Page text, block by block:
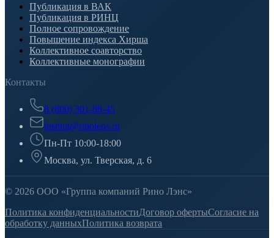
Публикация в ВАК
Публикация в РИНЦ
Полное сопровождение
Повышение индекса Хирша
Коллективное соавторство
Коллективные монографии
Контакты
8 (800) 301-88-45
institut@rinolens.ru
Пн-Пт 10:00-18:00
Москва, ул. Тверская, д. 6
© 2026 ООО «Группа компаний Рино Лэнс»
Политика конфиденциальностиДоговор офертыСогласие на
обработку данныхПолитика возврата